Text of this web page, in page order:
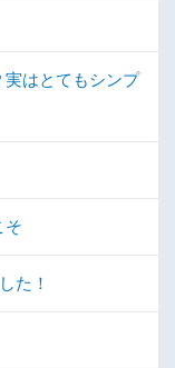
はとてもシンプ
そ
た！